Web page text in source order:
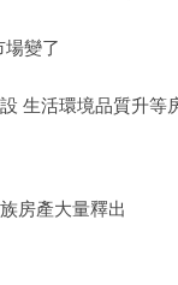
場變了
生活環境品質升等
房產大量釋出